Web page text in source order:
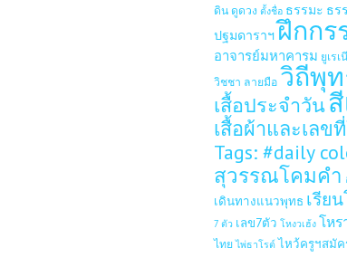
ดินดูดวง ตั้งชื่อ ธรรมะ ธร
ปฐมดาราฯฝึกกร
อาจารย์มหาคารม ยูเรเ
วิชชา ลายมือวิถีพุ
เสื้อประจำวัน
เสื้อผ้าและเลข
Tags: #daily
สุวรรณโคมคำ
เดินทางแนวพุทธ เรีย
7 ตัว เลข7ตัว โหงวเฮ้ง โห
ไทย ไพ่ธาโรต์ ไหว้ครูฯสมัค